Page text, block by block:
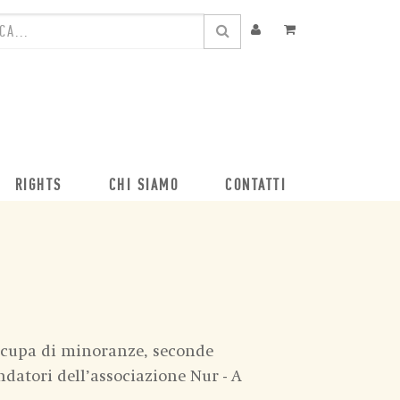
RIGHTS CHI SIAMO CONTATTI
di minoranze, seconde
dell’associazione Nur - A